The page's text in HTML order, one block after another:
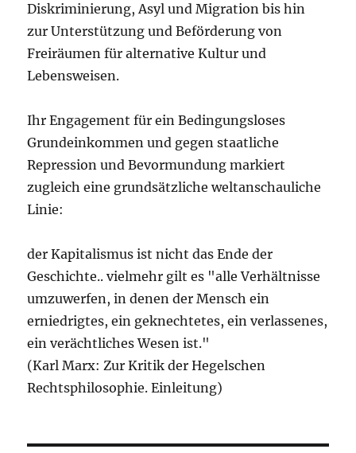
Diskriminierung, Asyl und Migration bis hin
zur Unterstützung und Beförderung von
Freiräumen für alternative Kultur und
Lebensweisen.
Ihr Engagement für ein Bedingungsloses
Grundeinkommen und gegen staatliche
Repression und Bevormundung markiert
zugleich eine grundsätzliche weltanschauliche
Linie:
der Kapitalismus ist nicht das Ende der
Geschichte.. vielmehr gilt es "alle Verhältnisse
umzuwerfen, in denen der Mensch ein
erniedrigtes, ein geknechtetes, ein verlassenes,
ein verächtliches Wesen ist."
(Karl Marx: Zur Kritik der Hegelschen
Rechtsphilosophie. Einleitung)